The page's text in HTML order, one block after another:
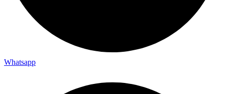
Whatsapp